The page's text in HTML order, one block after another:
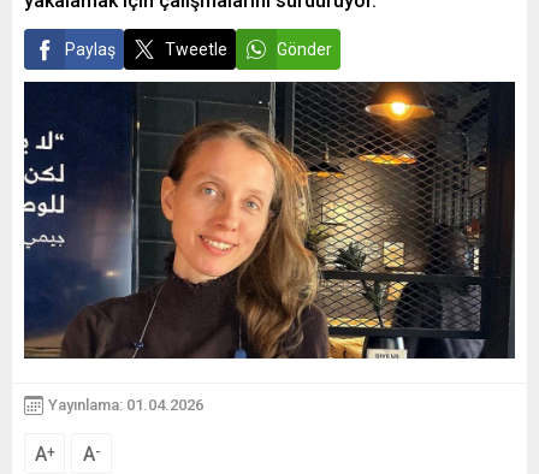
Paylaş Tweetle Gönder
Yayınlama: 01.04.2026
A+ A-